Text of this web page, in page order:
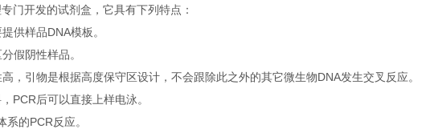
门开发的试剂盒，它具有下列特点：
供样品DNA模板。
假阴性样品。
，引物是根据高度保守区设计，不会跟除此之外的其它微生物DNA发生交叉反应。
PCR后可以直接上样电泳。
的PCR反应。